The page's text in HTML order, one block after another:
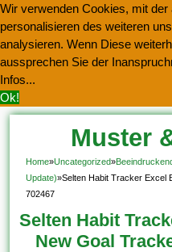
Wir verwenden Cookies, mit
personalisieren des weiteren
analysieren. Wenn Diese
aussprechen Sie der
Infos...
Ok!
Muster
Kostenlos
Home»Uncategorized»
Update)»Selten Habit Tracker Excel
702467
Selten Habit
New Goal